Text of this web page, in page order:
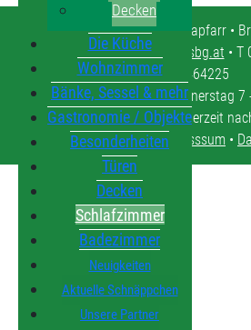
Decken
Die Küche
Wohnzimmer
Bänke, Sessel & mehr
Gastronomie / Objekte
Besonderheiten
Türen
Decken
Schlafzimmer
Badezimmer
Neuigkeiten
Aktuelle Schnäppchen
Unsere Partner
Tischlerei Grabner • 5571 Mariapfarr •
Lungau • tischlerei.moser@sbg.at • T
4464225
Öffnungszeiten: Montag - Donnerstag
Freitag 7 - 12 Uhr • oder jederzeit
Kontakt•Impresssum •